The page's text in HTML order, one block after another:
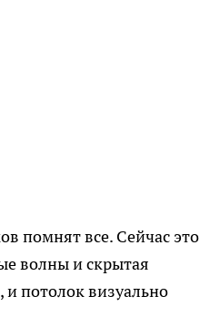
помнят все. Сейчас это
волны и скрытая
и потолок визуально